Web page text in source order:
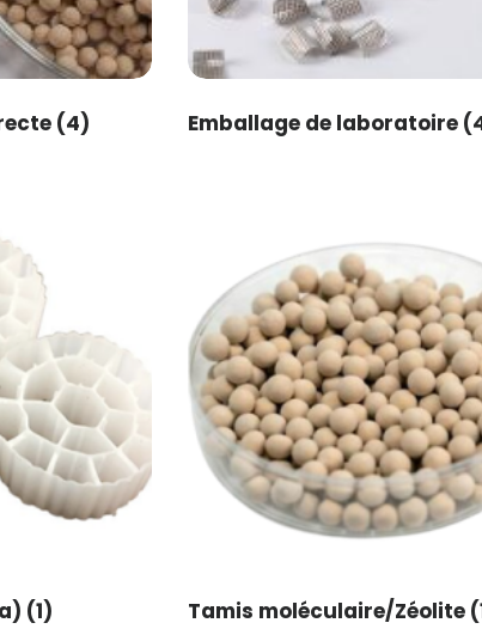
(4) Emballage de laboratoire
(1) Tamis moléculaire/Zéolite